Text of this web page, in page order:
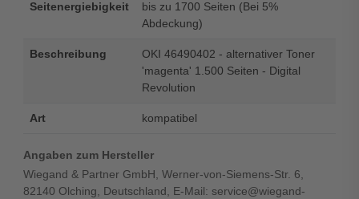
Seitenergiebigkeit
bis zu 1700 Seiten (Bei 5%
Abdeckung)
Beschreibung
OKI 46490402 - alternativer Toner
'magenta' 1.500 Seiten - Digital
Revolution
Art kompatibel
Angaben zum Hersteller
Wiegand & Partner GmbH, Werner-von-Siemens-Str. 6,
82140 Olching, Deutschland, E-Mail: service@wiegand-